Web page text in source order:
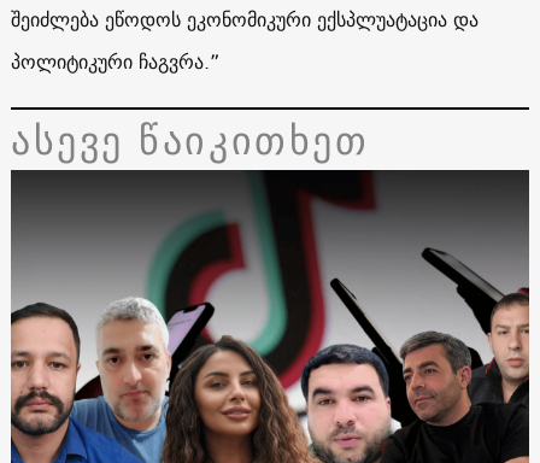
შეიძლება ეწოდოს ეკონომიკური ექსპლუატაცია და
პოლიტიკური ჩაგვრა.”
ასევე წაიკითხეთ